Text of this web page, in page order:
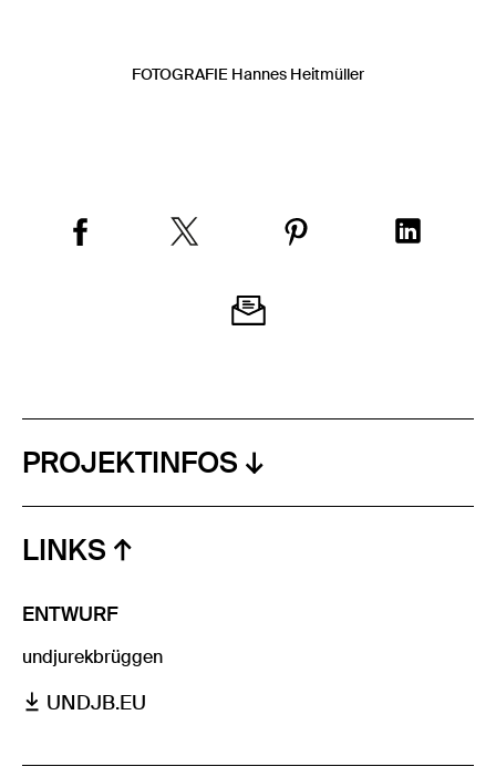
FOTOGRAFIE Hannes Heitmüller
PROJEKTINFOS
LINKS
ENTWURF
undjurekbrüggen
UNDJB.EU